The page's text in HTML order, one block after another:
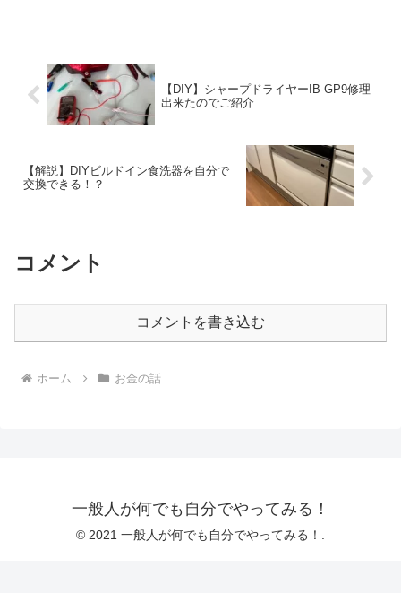
【DIY】シャープドライヤーIB-GP9修理
出来たのでご紹介
【解説】DIYビルドイン食洗器を自分で
交換できる！？
コメント
コメントを書き込む
ホーム お金の話
一般人が何でも自分でやってみる！
© 2021 一般人が何でも自分でやってみる！.